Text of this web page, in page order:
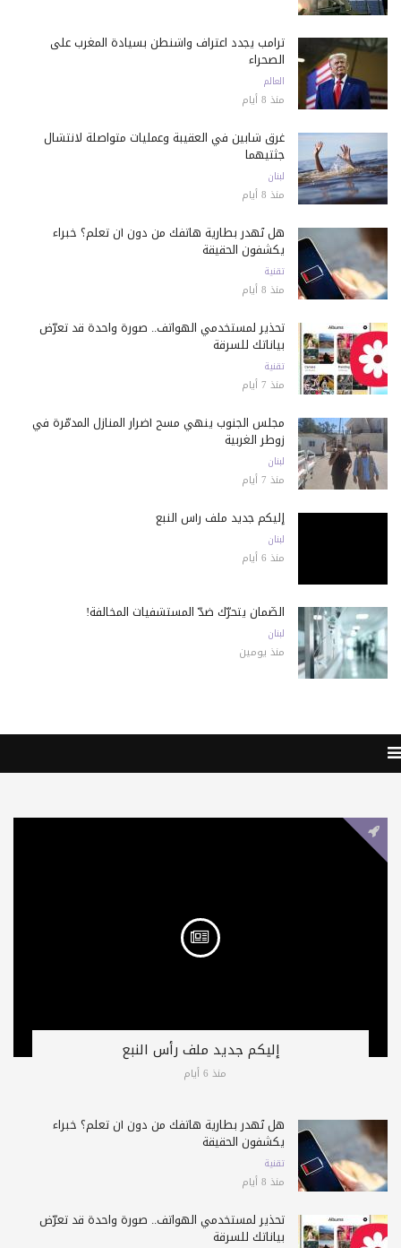
ترامب يجدد اعتراف واشنطن بسيادة المغرب على
الصحراء
العالم
منذ 8 أيام
غرق شابين في العقيبة وعمليات متواصلة لانتشال
جثتيهما
لبنان
منذ 8 أيام
هل تُهدر بطارية هاتفك من دون أن تعلم؟ خبراء
يكشفون الحقيقة
تقنية
منذ 8 أيام
تحذير لمستخدمي الهواتف.. صورة واحدة قد تعرّض
بياناتك للسرقة
تقنية
منذ 7 أيام
مجلس الجنوب ينهي مسح أضرار المنازل المدمّرة في
زوطر الغربية
لبنان
منذ 7 أيام
إليكم جديد ملف رأس النبع
لبنان
منذ 6 أيام
الضّمان يتحرّك ضدّ المستشفيات المخالفة!
لبنان
منذ يومين
إليكم جديد ملف رأس النبع
منذ 6 أيام
هل تُهدر بطارية هاتفك من دون أن تعلم؟ خبراء
يكشفون الحقيقة
تقنية
منذ 8 أيام
تحذير لمستخدمي الهواتف.. صورة واحدة قد تعرّض
بياناتك للسرقة